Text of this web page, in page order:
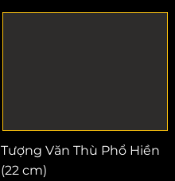
Tượng Văn Thù Phổ Hiền
(22 cm)